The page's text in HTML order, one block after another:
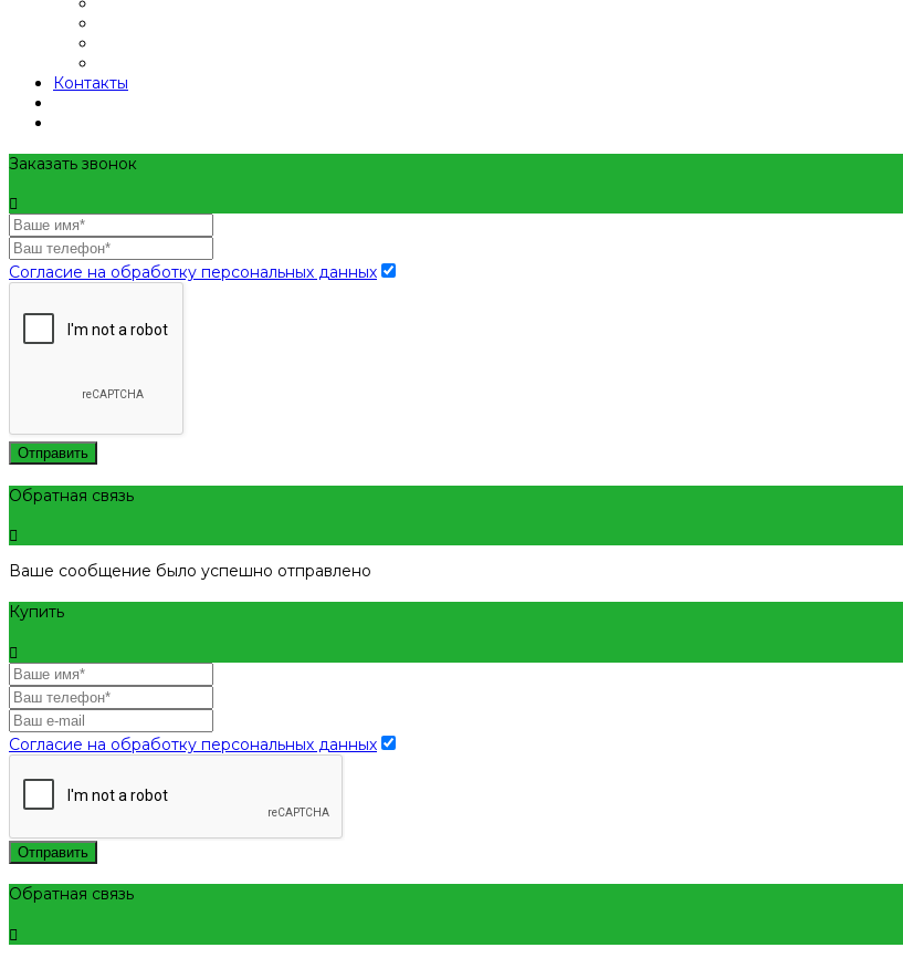
Контакты
Заказать звонок
Согласие на обработку персональных данных
Отправить
Обратная связь
Ваше сообщение было успешно отправлено
Купить
Согласие на обработку персональных данных
Отправить
Обратная связь